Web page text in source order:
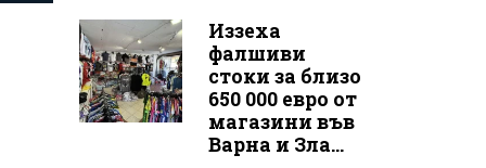
Иззеха
фалшиви
стоки за близо
650 000 евро от
магазини във
Варна и Зла...